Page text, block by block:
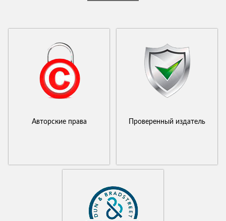
Авторские права Проверенный издатель